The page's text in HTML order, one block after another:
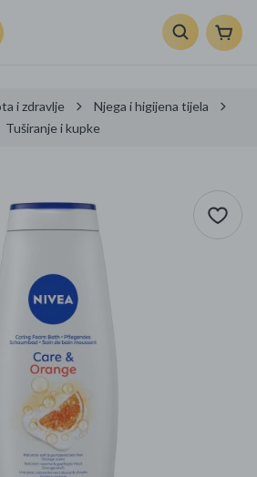
i zdravlje
Njega i higijena tijela
Tuširanje i kupke